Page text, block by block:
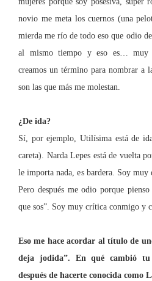
novio me meta los cuernos (una
mierda me río de todo eso que odio
al mismo tiempo y eso es… muy
creamos un término para nombrar a
son las que más me molestan.
¿De ida?
Sí, por ejemplo, Utilísima está de
careta). Narda Lepes está de vuelta
le importa nada, es bardera. Soy muy
Pero después me odio porque
que sos”. Soy muy crítica conmigo y
Eso me hace acordar al título de
deja jodida”. En qué cambió tu
después de hacerte conocida como